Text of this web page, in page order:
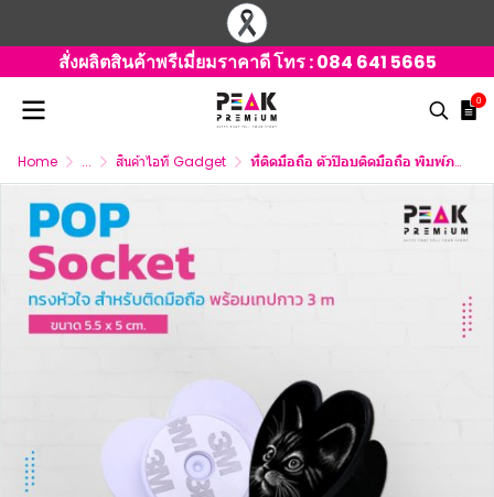
สั่งผลิตสินค้าพรีเมี่ยมราคาดี โทร :084 641 5665
0
Home ... สินค้าไอที Gadget ที่ติดมือถือ ตัวป๊อบติดมือถือ พิมพ์ภาพได้ ทรงหัวใจ มี 2 สี